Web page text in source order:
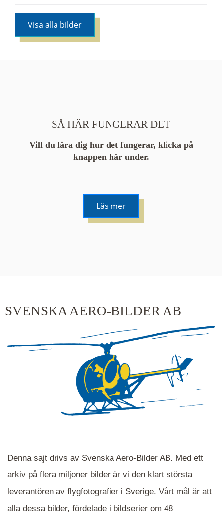
Visa alla bilder
SÅ HÄR FUNGERAR DET
Vill du lära dig hur det fungerar, klicka på
knappen här under.
Läs mer
SVENSKA AERO-BILDER AB
Denna sajt drivs av Svenska Aero-Bilder AB. Med ett
arkiv på flera miljoner bilder är vi den klart största
leverantören av flygfotografier i Sverige. Vårt mål är att
alla dessa bilder, fördelade i bildserier om 48